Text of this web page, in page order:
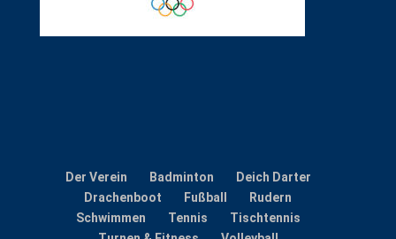
Der Verein Badminton
Deich Darter
Drachenboot
Fußball
Rudern
Schwimmen
Tennis
Tischtennis